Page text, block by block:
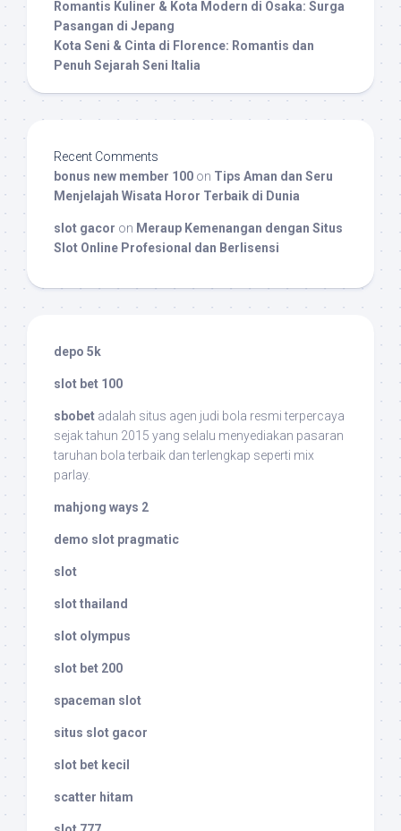
Romantis Kuliner & Kota Modern di Osaka: Surga
Pasangan di Jepang
Kota Seni & Cinta di Florence: Romantis dan
Penuh Sejarah Seni Italia
Recent Comments
bonus new member 100 on Tips Aman dan Seru
Menjelajah Wisata Horor Terbaik di Dunia
slot gacor on Meraup Kemenangan dengan Situs
Slot Online Profesional dan Berlisensi
depo 5k
slot bet 100
sbobet adalah situs agen judi bola resmi terpercaya
sejak tahun 2015 yang selalu menyediakan pasaran
taruhan bola terbaik dan terlengkap seperti mix
parlay.
mahjong ways 2
demo slot pragmatic
slot
slot thailand
slot olympus
slot bet 200
spaceman slot
situs slot gacor
slot bet kecil
scatter hitam